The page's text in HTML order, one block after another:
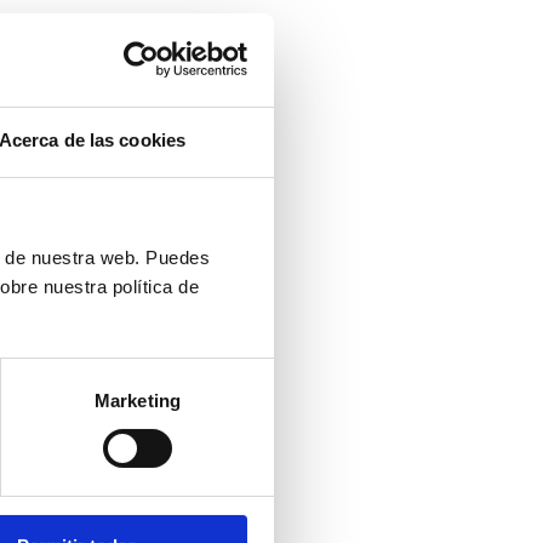
Acerca de las cookies
nuestra web. Puedes
nuestra política de
Marketing
tienen
y una
de
Los